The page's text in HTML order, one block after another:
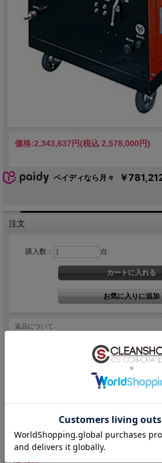
価格:2,343,637円(税込 2,578,000円)
ペイディなら月々 ￥
注文
購入数： 台
返品について
低燃費ボイラー＋大容量タンク
対応。
ヘビーな現場の頑固な汚れを高